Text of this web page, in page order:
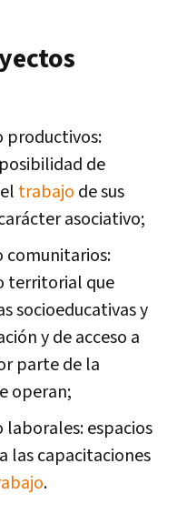
productivos:
de
trabajo de sus
asociativo;
comunitarios:
territorial que
socioeducativas y
y de acceso a
parte de la
operan;
laborales: espacios
las capacitaciones
.